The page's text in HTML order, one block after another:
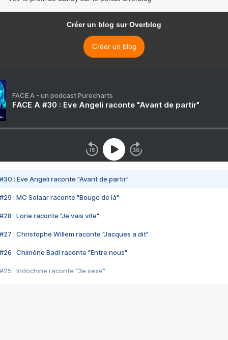
Créer un blog sur Overblog
Créer un blog
FACE A - un podcast Purecharts
FACE A #30 : Eve Angeli raconte "Avant de partir"
#30 : Eve Angeli raconte "Avant de partir"
#29 : MC Solaar raconte "Bouge de là"
#28 : Lorie raconte "Je vais vite"
#27 : Christophe Willem raconte "Jacques a dit"
#26 : Chimène Badi raconte "Entre nous"
#25 : Indochine raconte "3e sexe"